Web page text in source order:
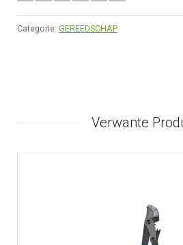
Categorie: GEREEDSCHAP
Verwante